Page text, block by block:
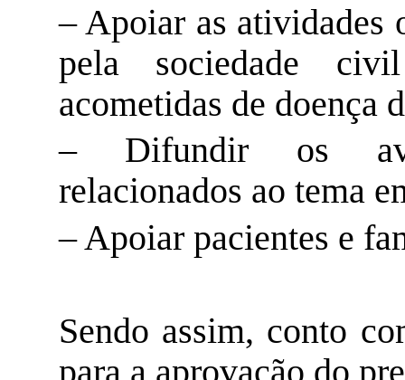
– Apoiar as atividades
pela sociedade
acometidas de doença
– Difundir os
relacionados ao tema
– Apoiar pacientes e
Sendo assim, conto
para a aprovação do